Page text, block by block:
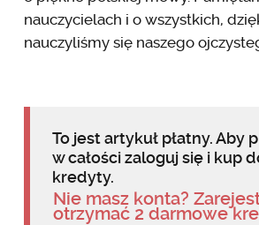
nauczycielach i o wszystkich,
nauczyliśmy się naszego
To jest artykuł płatny. Aby
w całości zaloguj się i kup
kredyty.
Nie masz konta?
otrzymać 2 darmowe